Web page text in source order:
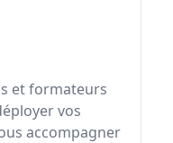
et formateurs
vos
accompagner